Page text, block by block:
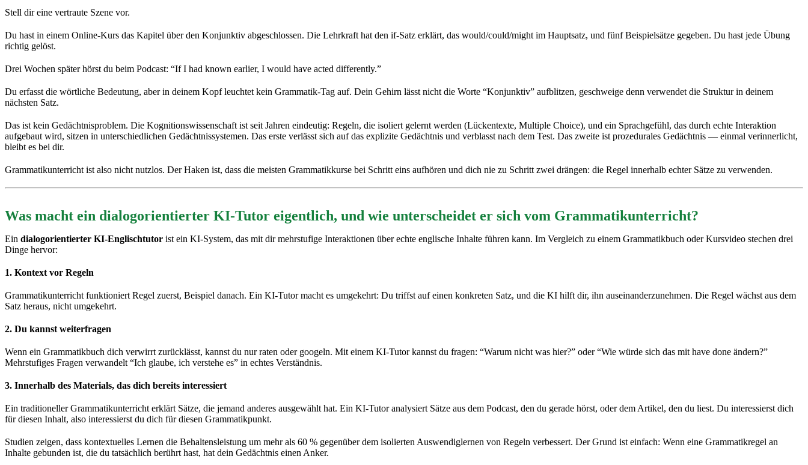
Stell dir eine vertraute Szene vor.
Du hast in einem Online-Kurs das Kapitel über den Konjunktiv abgeschlossen. Die Lehrkraft hat den if-Satz erklärt, das would/could/might im Hauptsatz, und fünf Beispielsätze gegeben. Du hast jede Übung
richtig gelöst.
Drei Wochen später hörst du beim Podcast: “If I had known earlier, I would have acted differently.”
Du erfasst die wörtliche Bedeutung, aber in deinem Kopf leuchtet kein Grammatik-Tag auf. Dein Gehirn lässt nicht die Worte “Konjunktiv” aufblitzen, geschweige denn verwendet die Struktur in deinem
nächsten Satz.
Das ist kein Gedächtnisproblem. Die Kognitionswissenschaft ist seit Jahren eindeutig: Regeln, die isoliert gelernt werden (Lückentexte, Multiple Choice), und ein Sprachgefühl, das durch echte Interaktion
aufgebaut wird, sitzen in unterschiedlichen Gedächtnissystemen. Das erste verlässt sich auf das explizite Gedächtnis und verblasst nach dem Test. Das zweite ist prozedurales Gedächtnis — einmal verinnerlicht,
bleibt es bei dir.
Grammatikunterricht ist also nicht nutzlos. Der Haken ist, dass die meisten Grammatikkurse bei Schritt eins aufhören und dich nie zu Schritt zwei drängen: die Regel innerhalb echter Sätze zu verwenden.
Was macht ein dialogorientierter KI-Tutor eigentlich, und wie unterscheidet er sich vom Grammatikunterricht?
Ein dialogorientierter KI-Englischtutor ist ein KI-System, das mit dir mehrstufige Interaktionen über echte englische Inhalte führen kann. Im Vergleich zu einem Grammatikbuch oder Kursvideo stechen drei
Dinge hervor:
1. Kontext vor Regeln
Grammatikunterricht funktioniert Regel zuerst, Beispiel danach. Ein KI-Tutor macht es umgekehrt: Du triffst auf einen konkreten Satz, und die KI hilft dir, ihn auseinanderzunehmen. Die Regel wächst aus dem
Satz heraus, nicht umgekehrt.
2. Du kannst weiterfragen
Wenn ein Grammatikbuch dich verwirrt zurücklässt, kannst du nur raten oder googeln. Mit einem KI-Tutor kannst du fragen: “Warum nicht was hier?” oder “Wie würde sich das mit have done ändern?”
Mehrstufiges Fragen verwandelt “Ich glaube, ich verstehe es” in echtes Verständnis.
3. Innerhalb des Materials, das dich bereits interessiert
Ein traditioneller Grammatikunterricht erklärt Sätze, die jemand anderes ausgewählt hat. Ein KI-Tutor analysiert Sätze aus dem Podcast, den du gerade hörst, oder dem Artikel, den du liest. Du interessierst dich
für diesen Inhalt, also interessierst du dich für diesen Grammatikpunkt.
Studien zeigen, dass kontextuelles Lernen die Behaltensleistung um mehr als 60 % gegenüber dem isolierten Auswendiglernen von Regeln verbessert. Der Grund ist einfach: Wenn eine Grammatikregel an
Inhalte gebunden ist, die du tatsächlich berührt hast, hat dein Gedächtnis einen Anker.